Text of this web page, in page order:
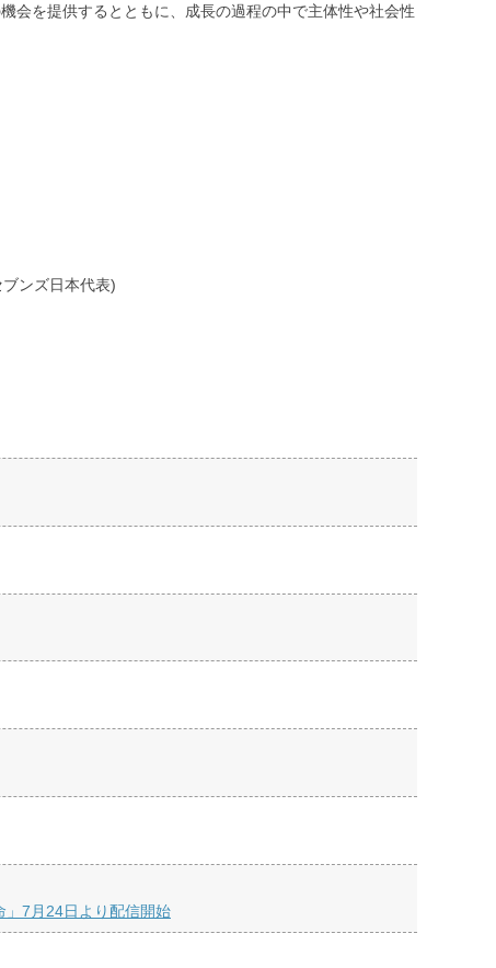
o
r
会を提供するとともに、成長の過程の中で主体性や社会性
ンズ日本代表)
」7月24日より配信開始